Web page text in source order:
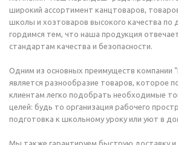
широкий ассортимент канцтоваров,
школы и хозтоваров высокого качества
гордимся тем, что наша продукция
стандартам качества и безопасности.
Одним из основных преимуществ
является разнообразие товаров, которое
клиентам легко подобрать необходимые
целей: будь то организация рабочего
подготовка к школьному уроку или уют в